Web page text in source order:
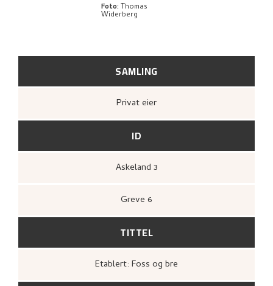
SAMLING
Privat eier
ID
Askeland 3
Greve 6
TITTEL
Etablert: Foss og bre
Foto: Thomas
Widerberg